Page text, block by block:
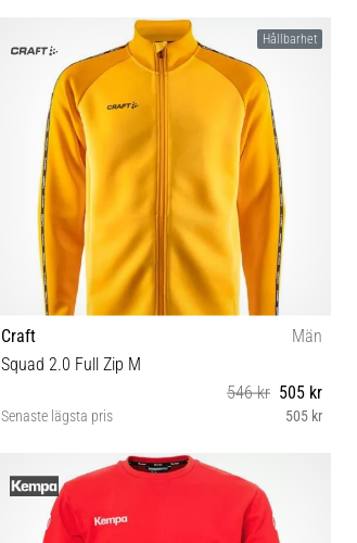
S M L Hållbarhet
Craft
Män
Squad 2.0 Full Zip M
546 kr 505 kr
Senaste lägsta pris 505 kr
6 7